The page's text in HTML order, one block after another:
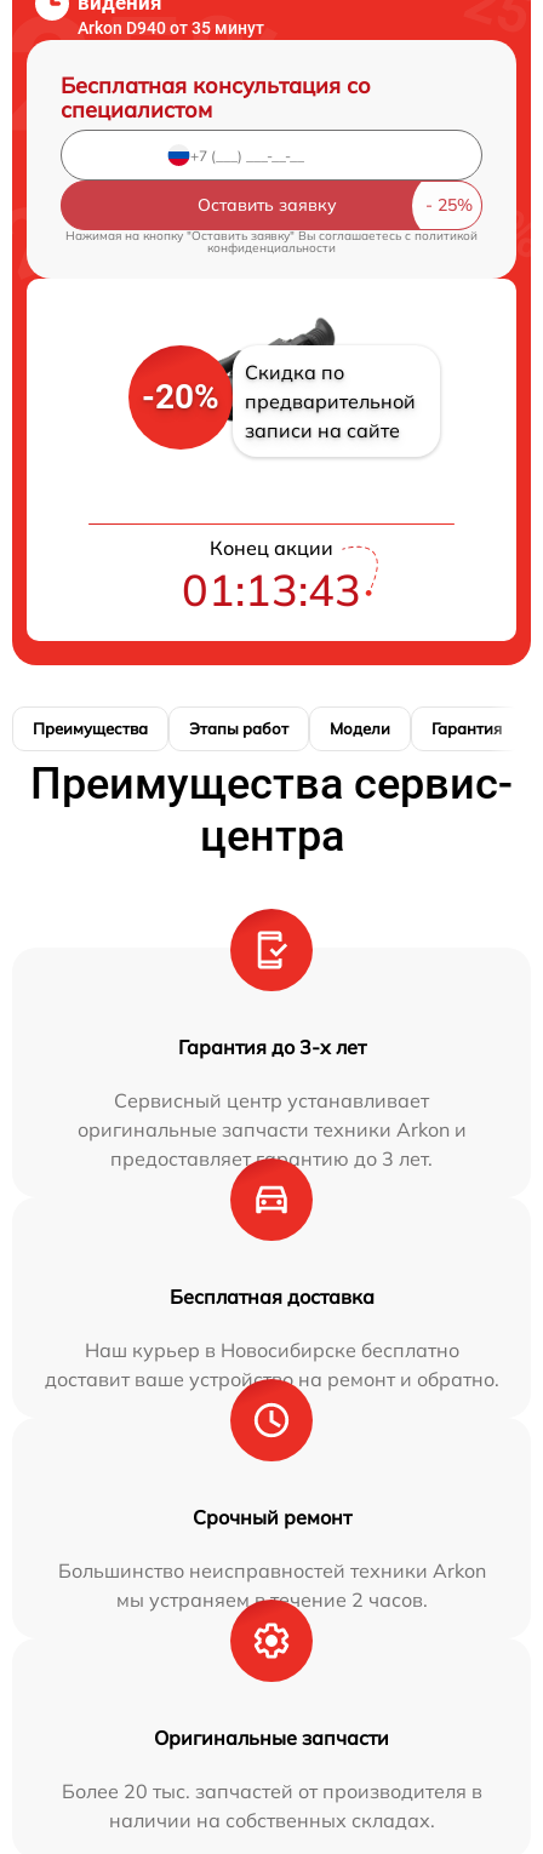
Arkon D940 от 35 минут
Бесплатная консультация со
специалистом
Оставить заявку
Нажимая на кнопку "Оставить заявку" Вы соглашаетесь c политикой
конфиденциальности
-20%
Скидка по
предварительной
записи на сайте
Конец акции
01:13:42
Преимущества Этапы работ Модели Гарантия
Преимущества сервис-
центра
Гарантия до 3-х лет
Сервисный центр устанавливает
оригинальные запчасти техники Arkon и
предоставляет гарантию до 3 лет.
Бесплатная доставка
Наш курьер в Новосибирске бесплатно
доставит ваше устройство на ремонт и обратно.
Срочный ремонт
Большинство неисправностей техники Arkon
мы устраняем в течение 2 часов.
Оригинальные запчасти
Более 20 тыс. запчастей от производителя в
наличии на собственных складах.